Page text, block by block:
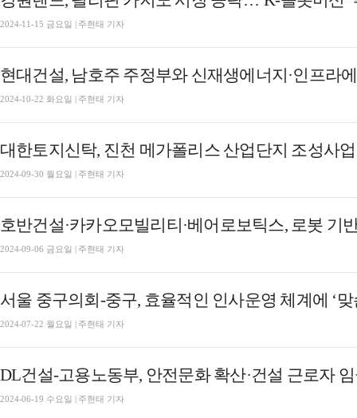
2024-11-15 금요일 | 주현태 기자
2024-10-22 화요일 | 주현태 기자
대한토지신탁, 진천 메가폴리스 산업단지 조성사
2024-09-30 월요일 | 주현태 기자
호반건설·카카오모빌리티·베어로보틱스, 로봇 기
2024-09-06 금요일 | 주현태 기자
서울 중구의회-중구, 효율적인 인사운영 체계에 ‘맞
2024-07-22 월요일 | 주현태 기자
DL건설-고용노동부, 안전문화 확산·건설 근로자 임
2024-06-19 수요일 | 주현태 기자